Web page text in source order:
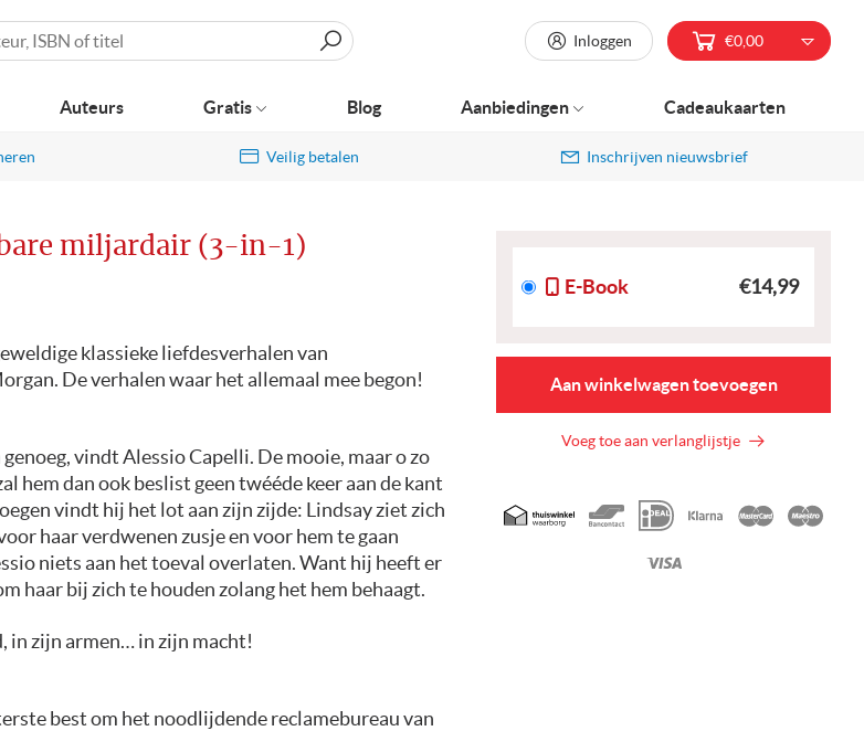
Veilig betalen Inschrijven nieuwsbrief
miljardair (3-in-1)
klassieke liefdesverhalen van
De verhalen waar het allemaal mee begon!
vindt Alessio Capelli. De mooie, maar o zo
hem dan ook beslist geen twééde keer aan de kant
vindt hij het lot aan zijn zijde: Lindsay ziet zich
haar verdwenen zusje en voor hem te gaan
niets aan het toeval overlaten. Want hij heeft er
haar bij zich te houden zolang het hem behaagt.
in zijn armen… in zijn macht!
best om het noodlijdende reclamebureau van
E-Book €14,99
Aan winkelwagen toevoegen
Voeg toe aan verlanglijstje
Geaccepteerde
betaalmethoden
Inloggen €0,00
Auteurs Gratis Blog Aanbiedingen Cadeaukaarten